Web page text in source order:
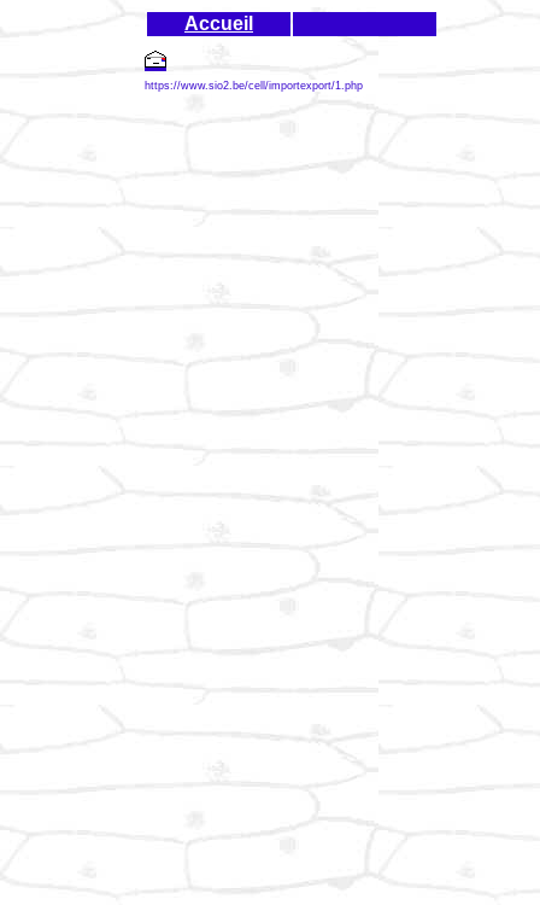
Accueil
https://www.sio2.be/cell/importexport/1.php